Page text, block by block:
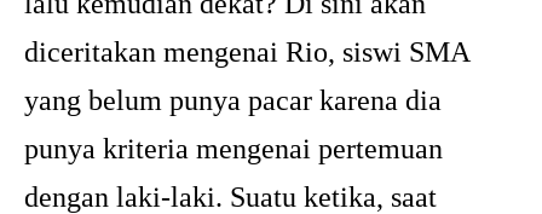
diceritakan mengenai Rio, siswi SMA
yang belum punya pacar karena dia
punya kriteria mengenai pertemuan
dengan laki-laki. Suatu ketika, saat